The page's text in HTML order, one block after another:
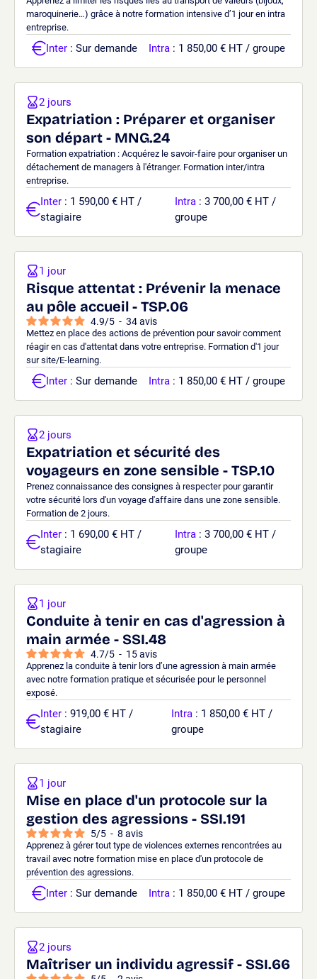
maroquinerie…) grâce à notre formation intensive d’1 jour en intra
entreprise.
Inter : Sur demande Intra : 1 850,00 € HT / groupe
Expatriation : Préparer et organiser
son départ - MNG.24
Formation expatriation : Acquérez le savoir-faire pour organiser un
détachement de managers à l'étranger. Formation inter/intra
entreprise.
2 jours
Inter : 1 590,00 € HT /
stagiaire
Intra : 3 700,00 € HT /
groupe
Risque attentat : Prévenir la menace
au pôle accueil - TSP.06
4.9/5 - 34avis
Mettez en place des actions de prévention pour savoir comment
réagir en cas d'attentat dans votre entreprise. Formation d'1 jour
sur site/E-learning.
1 jour
Inter : Sur demande Intra : 1 850,00 € HT / groupe
Expatriation et sécurité des
voyageurs en zone sensible - TSP.10
Prenez connaissance des consignes à respecter pour garantir
votre sécurité lors d'un voyage d'affaire dans une zone sensible.
Formation de 2 jours.
2 jours
Inter : 1 690,00 € HT /
stagiaire
Intra : 3 700,00 € HT /
groupe
Conduite à tenir en cas d'agression à
main armée - SSI.48
4.7/5 - 15avis
Apprenez la conduite à tenir lors d’une agression à main armée
avec notre formation pratique et sécurisée pour le personnel
exposé.
1 jour
Inter : 919,00 € HT /
stagiaire
Intra : 1 850,00 € HT /
groupe
Mise en place d'un protocole sur la
gestion des agressions - SSI.191
5/5 - 8 avis
Apprenez à gérer tout type de violences externes rencontrées au
travail avec notre formation mise en place d'un protocole de
prévention des agressions.
1 jour
Inter : Sur demande Intra : 1 850,00 € HT / groupe
Maîtriser un individu agressif - SSI.66
2 jours